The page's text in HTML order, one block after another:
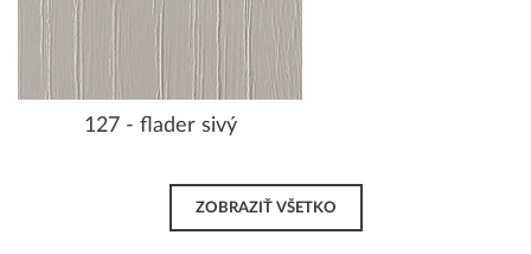
127 - flader sivý
ZOBRAZIŤ VŠETKO